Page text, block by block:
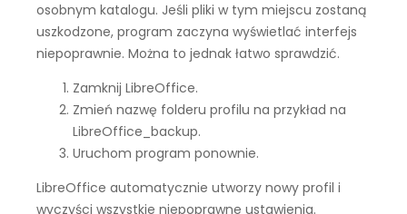
osobnym katalogu. Jeśli pliki w tym miejscu zostaną
uszkodzone, program zaczyna wyświetlać interfejs
niepoprawnie. Można to jednak łatwo sprawdzić.
Zamknij LibreOffice.
Zmień nazwę folderu profilu na przykład na
LibreOffice_backup.
Uruchom program ponownie.
LibreOffice automatycznie utworzy nowy profil i
wyczyści wszystkie niepoprawne ustawienia.